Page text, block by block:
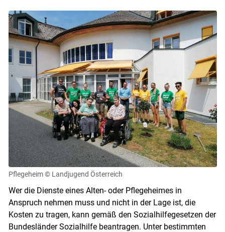
Pflegeheim © Landjugend Österreich
Wer die Dienste eines Alten- oder Pflegeheimes in
Anspruch nehmen muss und nicht in der Lage ist, die
Kosten zu tragen, kann gemäß den Sozialhilfegesetzen der
Bundesländer Sozialhilfe beantragen. Unter bestimmten